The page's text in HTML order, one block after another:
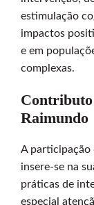
estimulação
impactos
e em
complexas.
Contributo
Raimundo
A participação
insere-se na
práticas de
especial